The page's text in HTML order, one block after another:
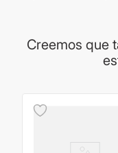
Creemos que